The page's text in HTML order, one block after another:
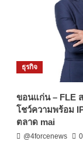
ธุรกิจ
ขอนแก่น – FLE
โชว์ความพร้อม
ตลาด mai
@4forcenews